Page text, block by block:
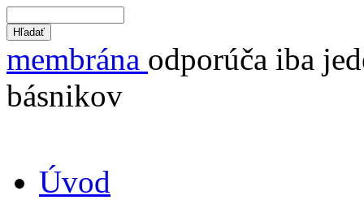
membrána odporúča iba
básnikov
Úvod